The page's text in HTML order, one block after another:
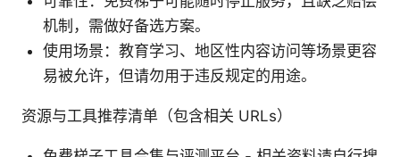
机制，需做好备选方案。
使用场景：教育学习、地区性内容访问等场景更容
易被允许，但请勿用于违反规定的用途。
资源与工具推荐清单（包含相关 URLs）